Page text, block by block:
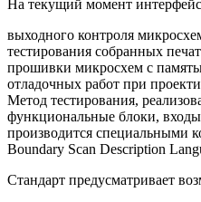
На текущий момент
выходного контроля
тестирования собранных
прошивки микросхем с
отладочных работ при
Метод тестирования,
функциональные блоки,
производится специальными
Boundary Scan Description
Стандарт предусматривает